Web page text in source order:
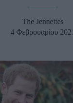
The Jennettes
4 Φεβρουαρίου